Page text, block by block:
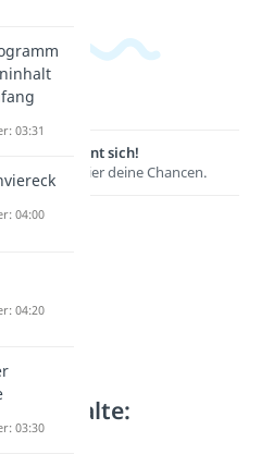
Lernen lohnt sich!
Entdecke hier deine Chancen.
Inhalte:
03:31
04:00
04:20
03:30